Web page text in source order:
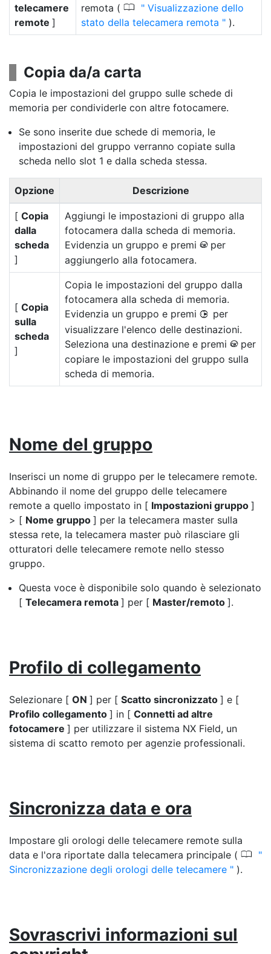
telecamere
remote ]
remota ( 0
Visualizzazione dello
stato della telecamera remota
).
Copia da/a carta
Copia le impostazioni del gruppo sulle schede di
memoria per condividerle con altre fotocamere.
Se sono inserite due schede di memoria, le
impostazioni del gruppo verranno copiate sulla
scheda nello slot 1 e dalla scheda stessa.
Opzione Descrizione
[ Copia
dalla
scheda
]
Aggiungi le impostazioni di gruppo alla
fotocamera dalla scheda di memoria.
Evidenzia un gruppo e premi J per
aggiungerlo alla fotocamera.
[ Copia
sulla
scheda
]
Copia le impostazioni del gruppo dalla
fotocamera alla scheda di memoria.
Evidenzia un gruppo e premi 2 per
visualizzare l'elenco delle destinazioni.
Seleziona una destinazione e premi J per
copiare le impostazioni del gruppo sulla
scheda di memoria.
Nome del gruppo
Inserisci un nome di gruppo per le telecamere remote.
Abbinando il nome del gruppo delle telecamere
remote a quello impostato in [ Impostazioni gruppo ]
> [ Nome gruppo ] per la telecamera master sulla
stessa rete, la telecamera master può rilasciare gli
otturatori delle telecamere remote nello stesso
gruppo.
Questa voce è disponibile solo quando è selezionato
[ Telecamera remota ] per [ Master/remoto ].
Profilo di collegamento
Selezionare [ ON ] per [ Scatto sincronizzato ] e [
Profilo collegamento ] in [ Connetti ad altre
fotocamere ] per utilizzare il sistema NX Field, un
sistema di scatto remoto per agenzie professionali.
Sincronizza data e ora
Impostare gli orologi delle telecamere remote sulla
data e l'ora riportate dalla telecamera principale ( 0
Sincronizzazione degli orologi delle telecamere ).
Sovrascrivi informazioni sul